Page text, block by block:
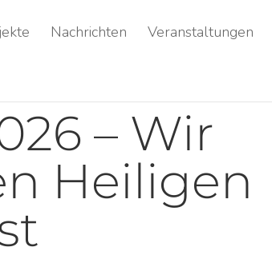
Nachrichten Veranstaltungen
– Wir
Heiligen